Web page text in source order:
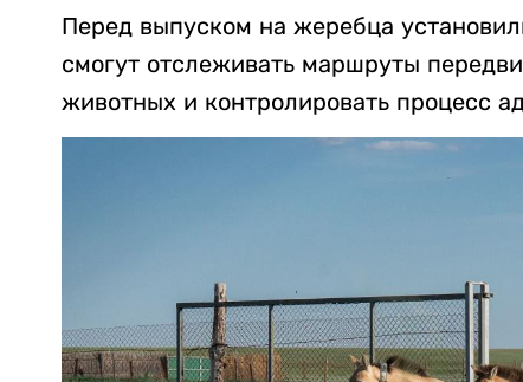
Перед выпуском на жеребца
смогут отслеживать маршруты
животных и контролировать процесс